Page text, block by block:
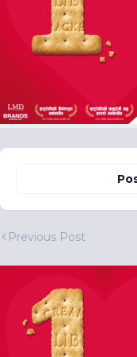
Previous Post